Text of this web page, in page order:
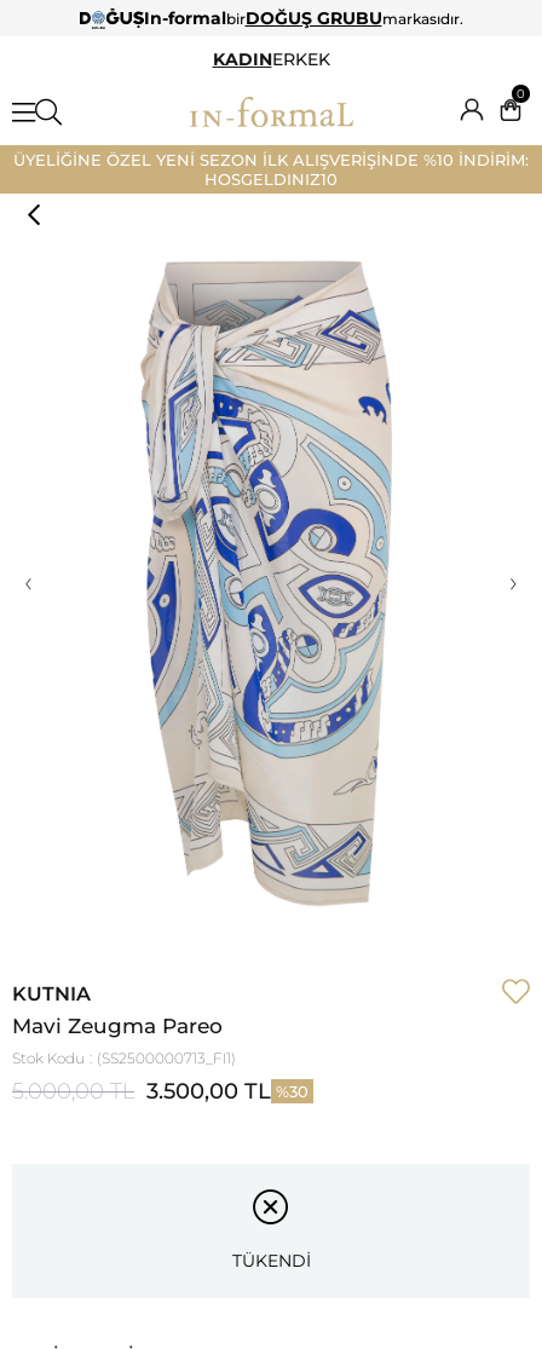
In-formalbirDOĞUŞ GRUBUmarkasıdır.
KADINERKEK
0
ÜYELİĞİNE ÖZEL YENİ SEZON İLK ALIŞVERİŞİNDE %10 İNDİRİM:
HOSGELDINIZ10
‹ ›
KUTNIA
Mavi Zeugma Pareo
Stok Kodu (SS2500000713_FI1)
5.000,00 TL 3.500,00 TL 30
TÜKENDİ